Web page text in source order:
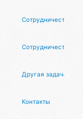
Сотрудничество
Сотрудничество
Другая задача
Контакты